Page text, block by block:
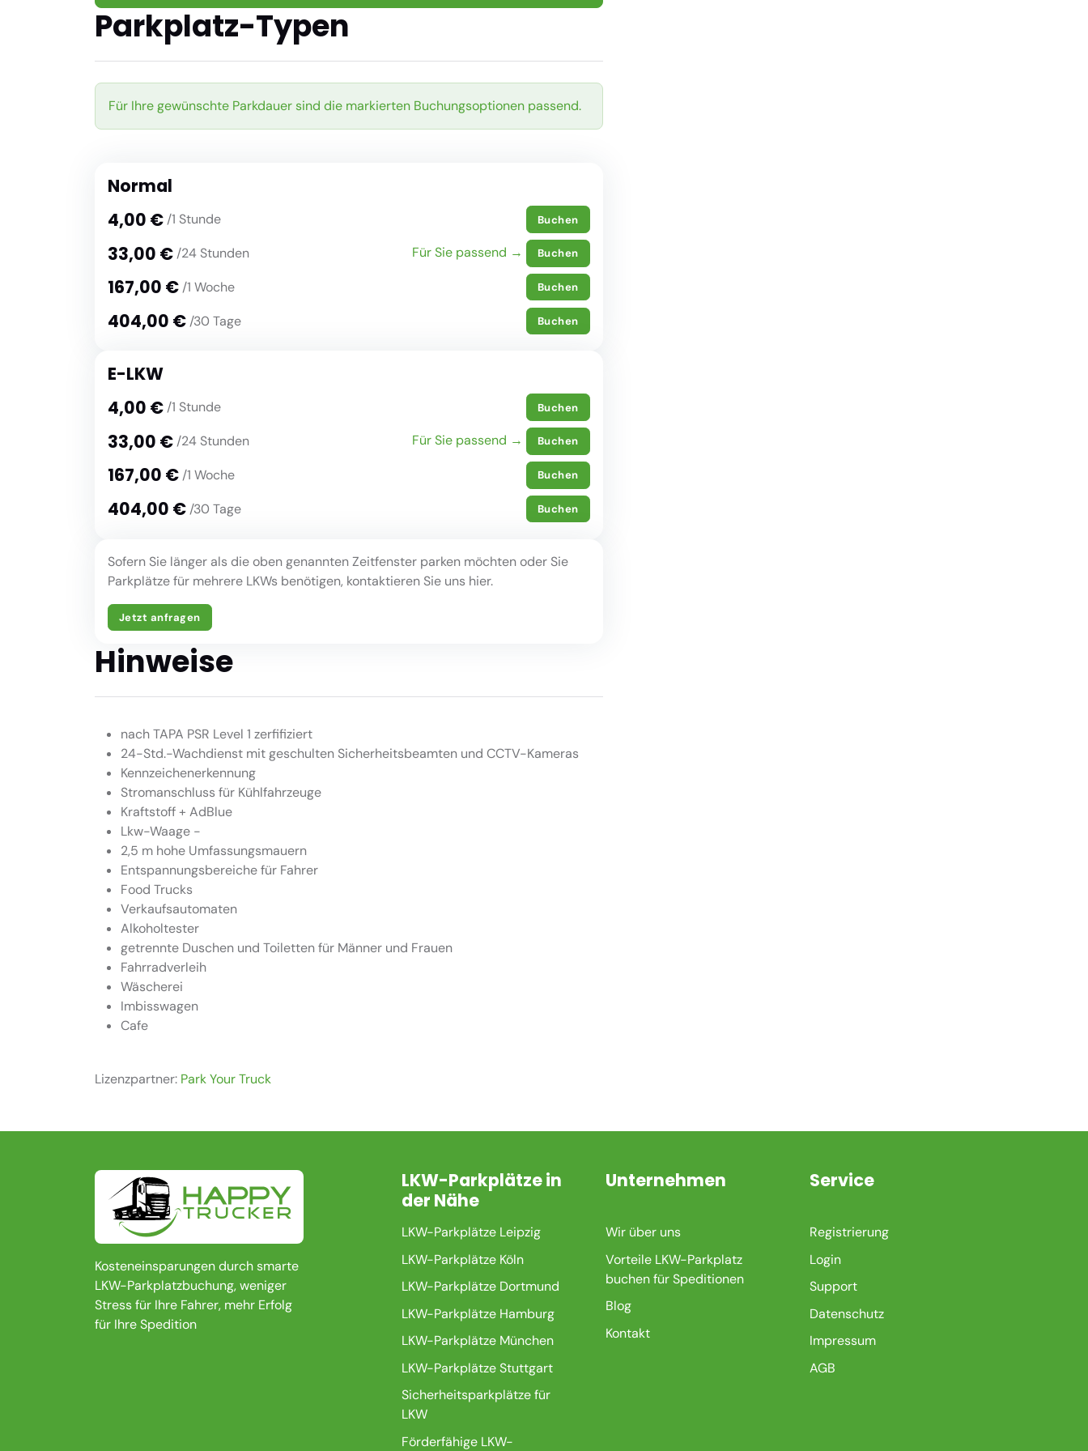
Parkplatz-Typen
Für Ihre gewünschte Parkdauer sind die markierten Buchungsoptionen passend.
Normal
4,00 €/1 Stunde Buchen
33,00 € /24 Stunden Für Sie passend → Buchen
167,00 € /1 Woche Buchen
404,00 € /30 Tage Buchen
E-LKW
4,00 €/1 Stunde Buchen
33,00 € /24 Stunden Für Sie passend → Buchen
167,00 € /1 Woche Buchen
404,00 € /30 Tage Buchen
Sofern Sie länger als die oben genannten Zeitfenster parken möchten oder Sie
Parkplätze für mehrere LKWs benötigen, kontaktieren Sie uns hier.
Jetzt anfragen
Hinweise
nach TAPA PSR Level 1 zerfifiziert
24-Std.-Wachdienst mit geschulten Sicherheitsbeamten und CCTV-Kameras
Kennzeichenerkennung
Stromanschluss für Kühlfahrzeuge
Kraftstoff + AdBlue
Lkw-Waage -
2,5 m hohe Umfassungsmauern
Entspannungsbereiche für Fahrer
Food Trucks
Verkaufsautomaten
Alkoholtester
getrennte Duschen und Toiletten für Männer und Frauen
Fahrradverleih
Wäscherei
Imbisswagen
Cafe
Lizenzpartner: Park Your Truck
Kosteneinsparungen durch smarte
LKW-Parkplatzbuchung, weniger
Stress für Ihre Fahrer, mehr Erfolg
für Ihre Spedition
LKW-Parkplätze in
der Nähe
LKW-Parkplätze Leipzig
LKW-Parkplätze Köln
LKW-Parkplätze Dortmund
LKW-Parkplätze Hamburg
LKW-Parkplätze München
LKW-Parkplätze Stuttgart
Sicherheitsparkplätze für
LKW
Förderfähige LKW-
Unternehmen
Wir über uns
Vorteile LKW-Parkplatz
buchen für Speditionen
Blog
Kontakt
Service
Registrierung
Login
Support
Datenschutz
Impressum
AGB